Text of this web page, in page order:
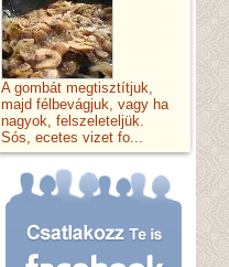
A gombát megtisztítjuk,
majd félbevágjuk, vagy ha
nagyok, felszeleteljük.
Sós, ecetes vizet fo...